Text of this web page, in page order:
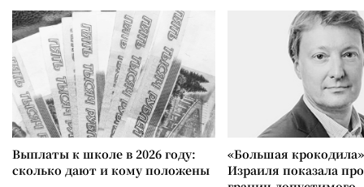
Выплаты к школе в 2026 году:
сколько дают и кому положены
«Большая
Израиля показала